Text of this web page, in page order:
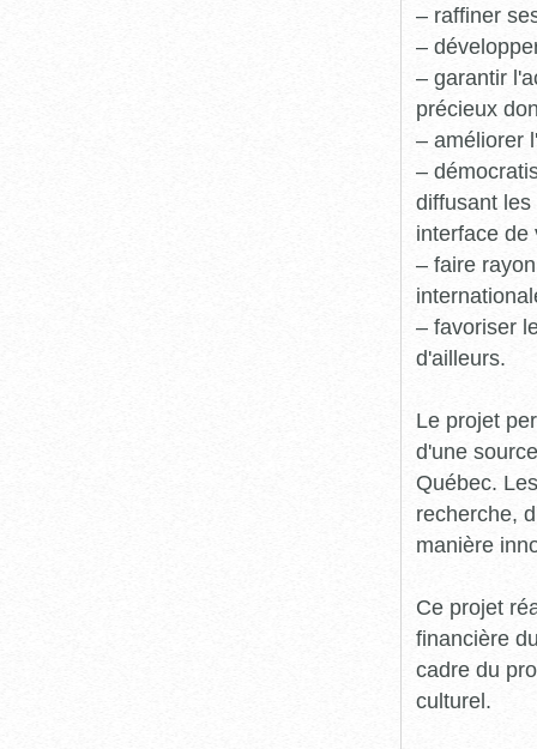
– raffiner
–
– garantir
précieux
– améliorer
–
diffusant
interface de
– faire
– favoriser
d'ailleurs.
Le projet
d'une
Québec.
recherche,
manière
Ce projet
financière
cadre du
culturel.